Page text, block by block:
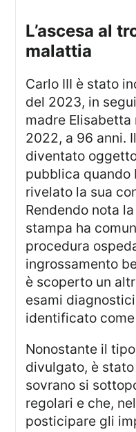
L’ascesa al trono di Carlo e la
malattia
Carlo III è stato incoronato nel maggio
del 2023, in
madre
2022, a 96 anni.
diventato
pubblica quando
rivelato la sua
Rendendo nota
stampa ha
procedura
ingrossamento
è scoperto un
esami
identificato
Nonostante il tipo di cancro non sia stato
divulgato, è
sovrano si
regolari e che,
posticipare gli